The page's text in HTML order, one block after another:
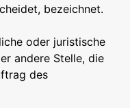
bezeichnet.
oder juristische
andere Stelle, die
des